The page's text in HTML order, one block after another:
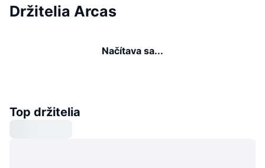
Držitelia Arcas
Načítava sa...
Top držitelia